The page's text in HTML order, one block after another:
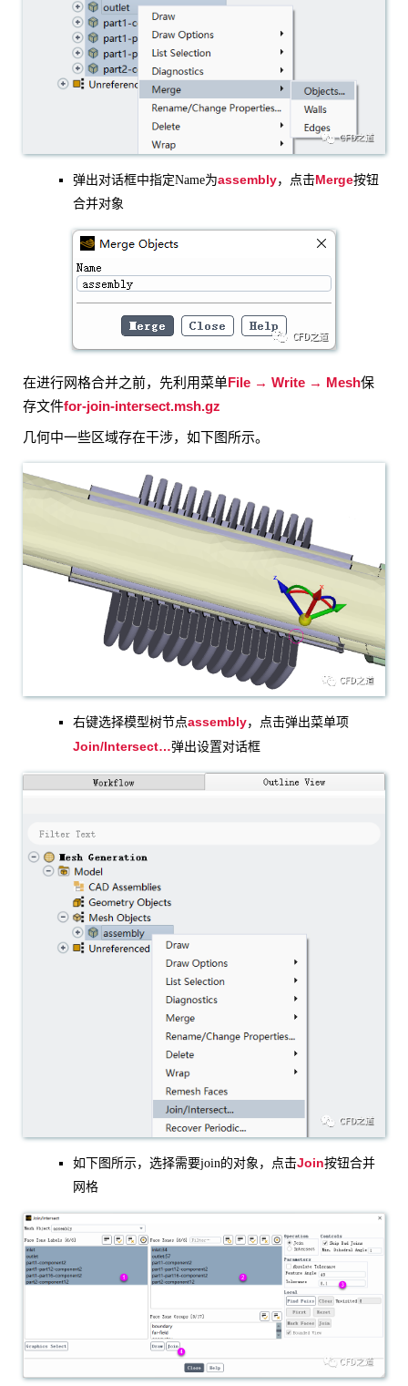
弹出对话框中指定Name为assembly，点击Merge按钮
合并对象
在进行网格合并之前，先利用菜单File → Write → Mesh保
存文件for-join-intersect.msh.gz
几何中一些区域存在干涉，如下图所示。
右键选择模型树节点assembly，点击弹出菜单项
Join/Intersect…弹出设置对话框
如下图所示，选择需要join的对象，点击Join按钮合并
网格